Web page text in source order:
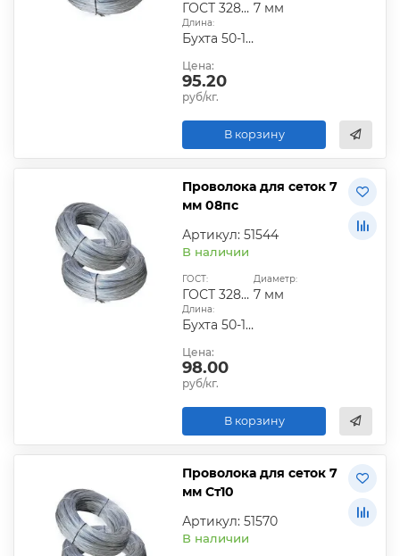
ГОСТ 3282-74 7 мм
Длина:
Бухта 50-100 кг
Цена:
95.20
руб/кг.
В корзину
Проволока для сеток 7
мм 08пс
Артикул: 51544
В наличии
ГОСТ:
ГОСТ 3282-74
Диаметр:
7 мм
Длина:
Бухта 50-100 кг
Цена:
98.00
руб/кг.
В корзину
Проволока для сеток 7
мм Ст10
Артикул: 51570
В наличии